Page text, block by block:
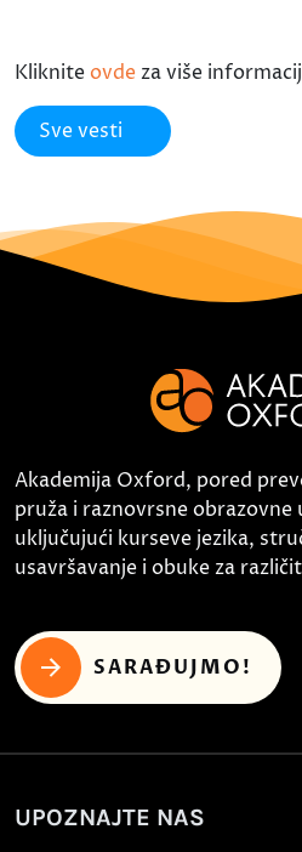
Kliknite ovde za više
Sve vesti
Akademija Oxford, pored
pruža i raznovrsne obrazovne
uključujući kurseve jezika,
usavršavanje i obuke za
SARAĐUJMO!
UPOZNAJTE NAS